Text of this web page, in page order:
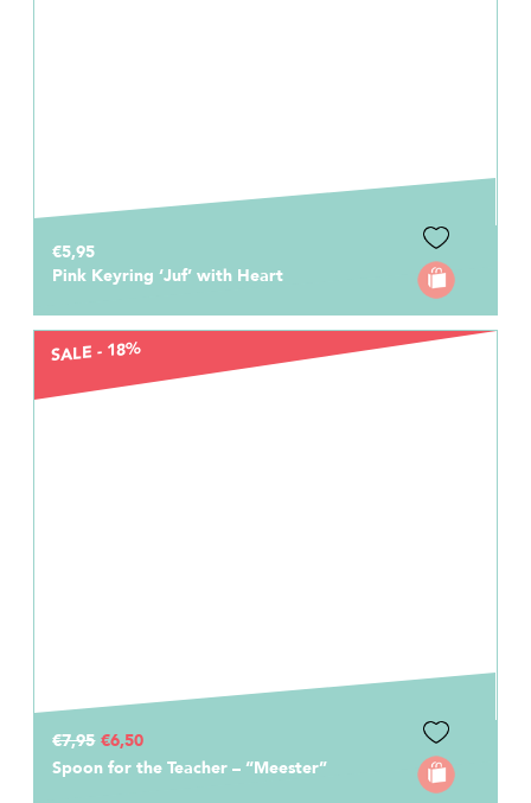
€5,95
Pink Keyring ‘Juf’ with Heart
SALE - 18%
€7,95 €6,50
Spoon for the Teacher – “Meester”